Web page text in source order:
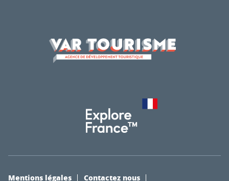
Mentions légales Contactez nous